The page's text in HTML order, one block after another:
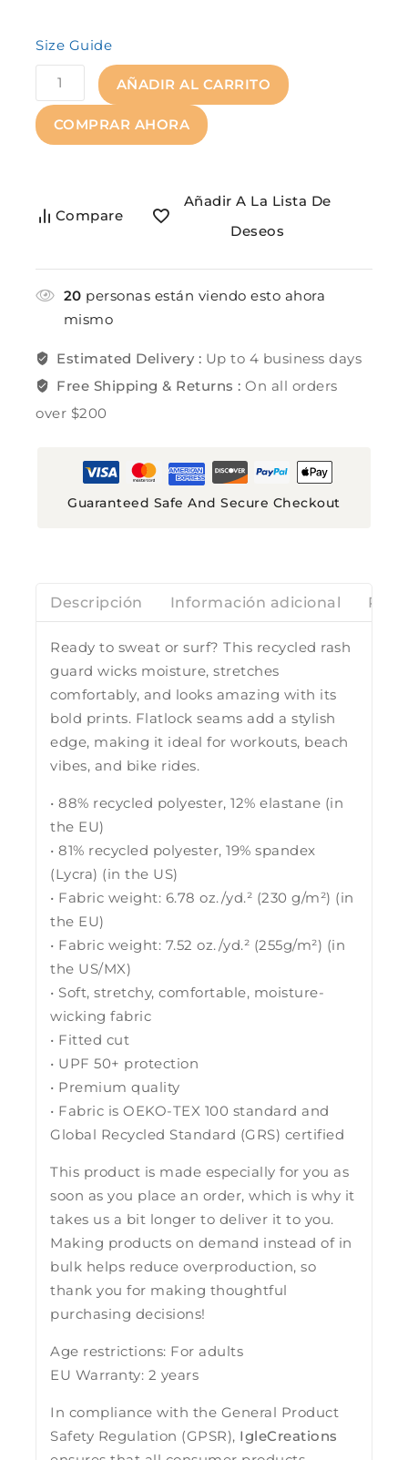
Size Guide
AÑADIR AL CARRITO
COMPRAR AHORA
Compare
Añadir A La Lista De
Deseos
20 personas están viendo esto ahora
mismo
Estimated Delivery : Up to 4 business days
Free Shipping & Returns :On all orders
over $200
Guaranteed Safe And Secure Checkout
Descripción Información adicional
Ready to sweat or surf? This recycled rash
guard wicks moisture, stretches
comfortably, and looks amazing with its
bold prints. Flatlock seams add a stylish
edge, making it ideal for workouts, beach
vibes, and bike rides.
• 88% recycled polyester, 12% elastane (in
the EU)
• 81% recycled polyester, 19% spandex
(Lycra) (in the US)
• Fabric weight: 6.78 oz./yd.² (230 g/m²) (in
the EU)
• Fabric weight: 7.52 oz./yd.² (255g/m²) (in
the US/MX)
• Soft, stretchy, comfortable, moisture-
wicking fabric
• Fitted cut
• UPF 50+ protection
• Premium quality
• Fabric is OEKO-TEX 100 standard and
Global Recycled Standard (GRS) certified
This product is made especially for you as
soon as you place an order, which is why it
takes us a bit longer to deliver it to you.
Making products on demand instead of in
bulk helps reduce overproduction, so
thank you for making thoughtful
purchasing decisions!
Age restrictions: For adults
EU Warranty: 2 years
In compliance with the General Product
Safety Regulation (GPSR), IgleCreations